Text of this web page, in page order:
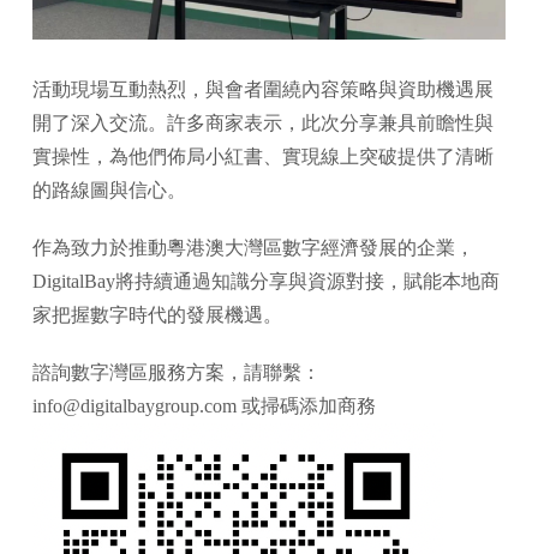
活動現場互動熱烈，與會者圍繞內容策略與資助機遇展
開了深入交流。許多商家表示，此次分享兼具前瞻性與
實操性，為他們佈局小紅書、實現線上突破提供了清晰
的路線圖與信心。
作為致力於推動粵港澳大灣區數字經濟發展的企業，
DigitalBay將持續通過知識分享與資源對接，賦能本地商
家把握數字時代的發展機遇。
諮詢數字灣區服務方案，請聯繫：
info@digitalbaygroup.com 或掃碼添加商務